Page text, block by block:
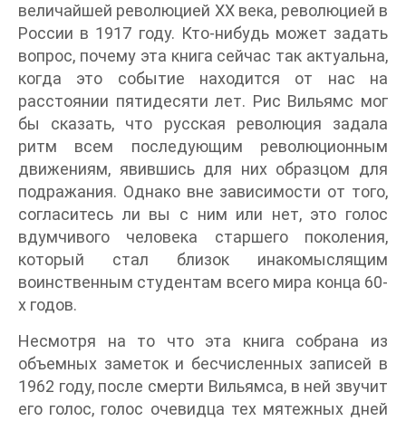
величайшей революцией XX века, революцией в
России в 1917 году. Кто-нибудь может задать
вопрос, почему эта книга сейчас так актуальна,
когда это событие находится от нас на
расстоянии пятидесяти лет. Рис Вильямс мог
бы сказать, что русская революция задала
ритм всем последующим революционным
движениям, явившись для них образцом для
подражания. Однако вне зависимости от того,
согласитесь ли вы с ним или нет, это голос
вдумчивого человека старшего поколения,
который стал близок инакомыслящим
воинственным студентам всего мира конца 60-
х годов.
Несмотря на то что эта книга собрана из
объемных заметок и бесчисленных записей в
1962 году, после смерти Вильямса, в ней звучит
его голос, голос очевидца тех мятежных дней